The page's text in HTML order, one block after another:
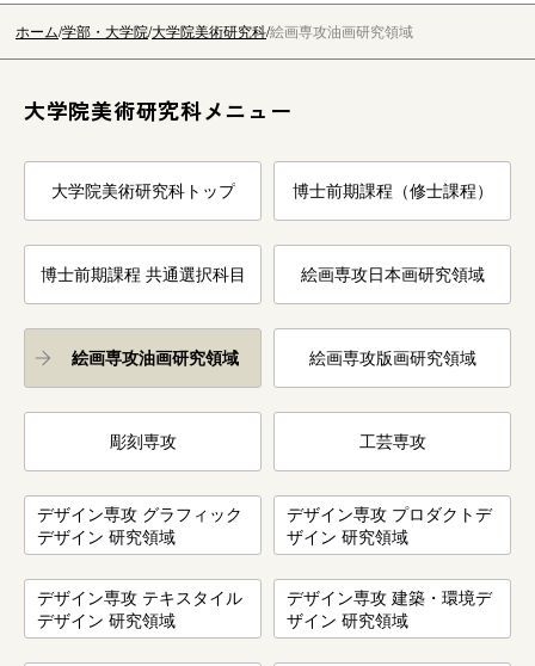
ホーム 学部・大学院大学院美術研究科絵画専攻油画研究領域
大学院美術研究科メニュー
大学院美術研究科トップ 博士前期課程（修士課程）
博士前期課程 共通選択科目 絵画専攻日本画研究領域
絵画専攻油画研究領域 絵画専攻版画研究領域
彫刻専攻 工芸専攻
デザイン専攻 グラフィック
デザイン 研究領域
デザイン専攻 プロダクトデ
ザイン 研究領域
デザイン専攻 テキスタイル
デザイン 研究領域
デザイン専攻 建築・環境デ
ザイン 研究領域